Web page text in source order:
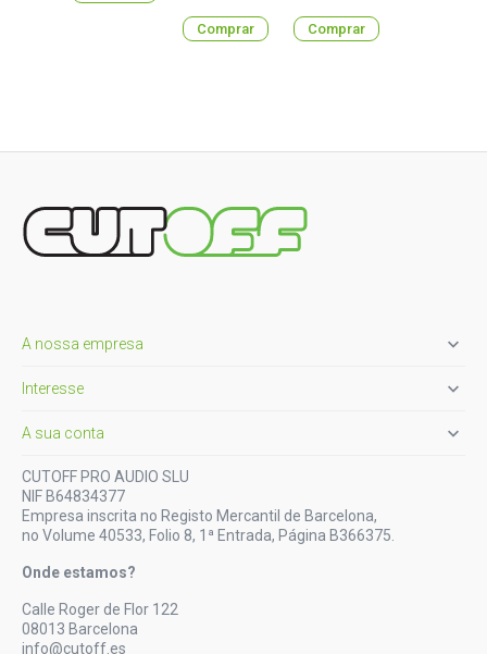
Comprar Comprar
A nossa empresa 
Interesse 
A sua conta 
CUTOFF PRO AUDIO SLU
NIF B64834377
Empresa inscrita no Registo Mercantil de Barcelona,
no Volume 40533, Folio 8, 1ª Entrada, Página B366375.
Onde estamos?
Calle Roger de Flor 122
08013 Barcelona
info@cutoff.es